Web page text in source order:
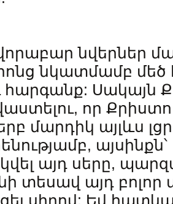
նվերներ
նկատմամբ մեծ
հարգանք: Սակայն
որ
մարդիկ այլևս
այդ սերը,
տեսավ այդ բոլոր
սիրով: Եվ